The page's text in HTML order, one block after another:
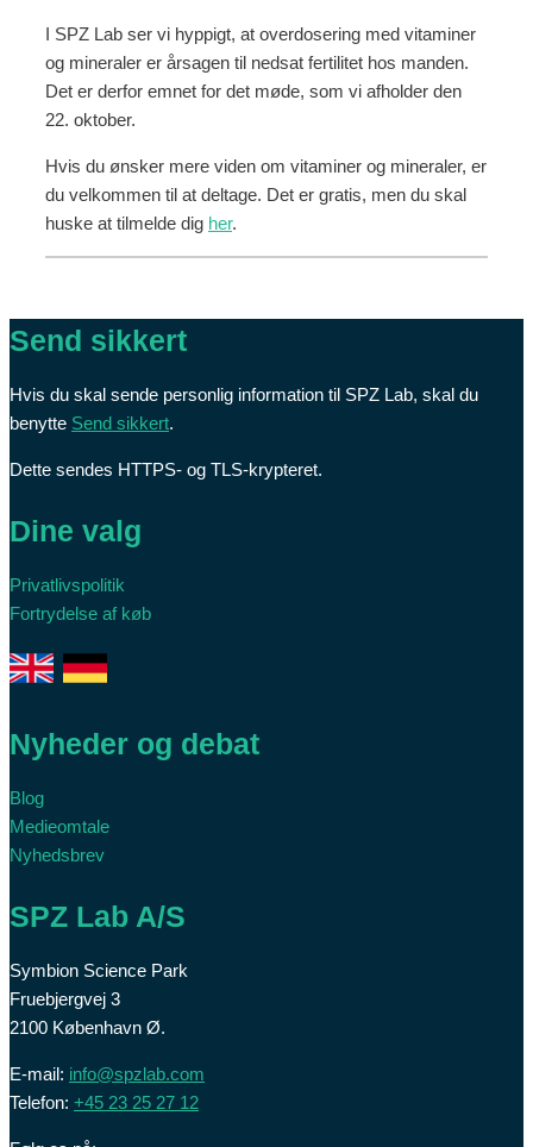
I SPZ Lab ser vi hyppigt, at overdosering med vitaminer
og mineraler er årsagen til nedsat fertilitet hos manden.
Det er derfor emnet for det møde, som vi afholder den
22. oktober.
Hvis du ønsker mere viden om vitaminer og mineraler, er
du velkommen til at deltage. Det er gratis, men du skal
huske at tilmelde dig her.
Send sikkert
Hvis du skal sende personlig information til SPZ Lab, skal du
benytte Send sikkert.
Dette sendes HTTPS- og TLS-krypteret.
Dine valg
Privatlivspolitik
Fortrydelse af køb
Nyheder og debat
Blog
Medieomtale
Nyhedsbrev
SPZ Lab A/S
Symbion Science Park
Fruebjergvej 3
2100 København Ø.
E-mail: info@spzlab.com
Telefon: +45 23 25 27 12